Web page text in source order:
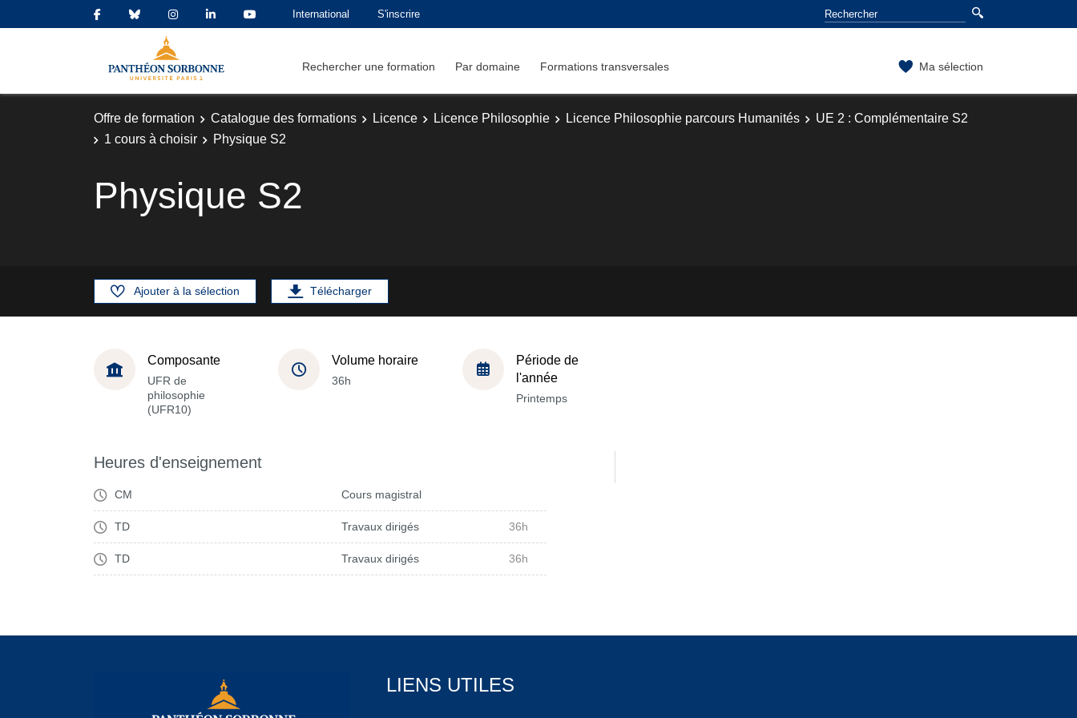
International S'inscrire
Rechercher une formation Par domaine Formations transversales Ma sélection
Offre de formation Catalogue des formations Licence Licence Philosophie Licence Philosophie parcours Humanités
UE 2 : Complémentaire S2
1 cours à choisir
Physique S2
Physique S2
Ajouter à la sélection Télécharger
Composante
UFR de
philosophie
(UFR10)
Volume horaire
36h
Période de
l'année
Printemps
Heures d'enseignement
CM Cours magistral
TD Travaux dirigés 36h
TD Travaux dirigés 36h
LIENS UTILES